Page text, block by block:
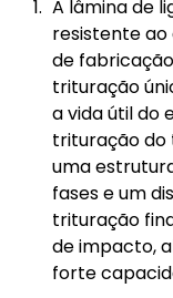
A lâmina de
resistente ao
de
trituração
a vida útil do
trituração
uma
fases e um
trituração
de impacto,
forte